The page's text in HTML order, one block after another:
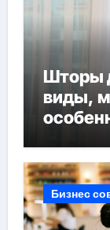
Шторы
виды,
Бизнес